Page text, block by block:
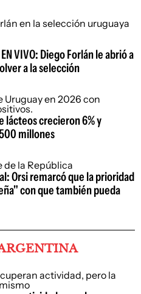
VIVO: Diego Forlán le abrió a
a la selección
lácteos crecieron 6% y
millones
Orsi remarcó que la prioridad
con que también pueda